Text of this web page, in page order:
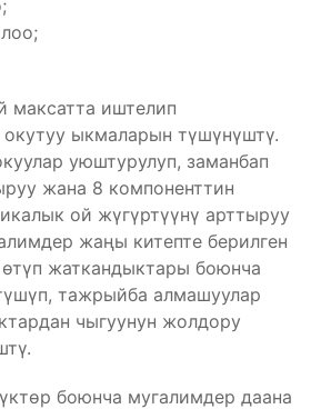
максатта иштелип
ыкмаларын түшүнүштү.
уюштурулуп, заманбап
жана 8 компоненттин
ой жүгүртүүнү арттыруу
жаңы китепте берилген
жаткандыктары боюнча
тажрыйба алмашуулар
чыгуунун жолдору
боюнча мугалимдер даана